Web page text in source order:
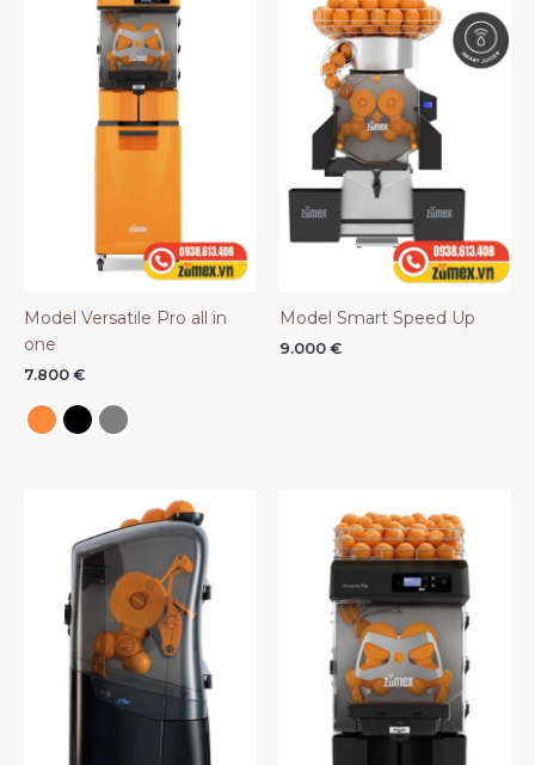
Model Versatile Pro all in
one
7.800 €
Model Smart Speed Up
9.000 €